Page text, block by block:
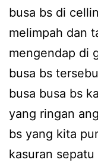
busa bs di
melimpah dan
mengendap di
busa bs
busa busa bs
yang ringan
bs yang kita
kasuran